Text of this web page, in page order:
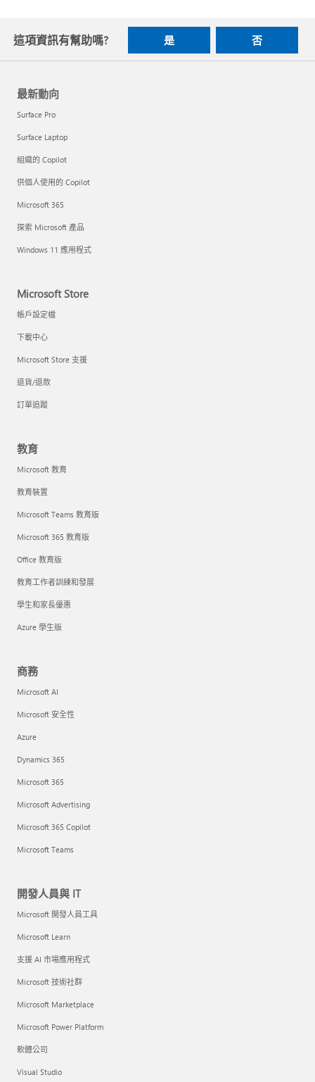
這項資訊有幫助嗎? 是 否
最新動向
Surface Pro
Surface Laptop
組織的 Copilot
供個人使用的 Copilot
Microsoft 365
探索 Microsoft 產品
Windows 11 應用程式
Microsoft Store
帳戶設定檔
下載中心
Microsoft Store 支援
退貨/退款
訂單追蹤
教育
Microsoft 教育
教育裝置
Microsoft Teams 教育版
Microsoft 365 教育版
Office 教育版
教育工作者訓練和發展
學生和家長優惠
Azure 學生版
商務
Microsoft AI
Microsoft 安全性
Azure
Dynamics 365
Microsoft 365
Microsoft Advertising
Microsoft 365 Copilot
Microsoft Teams
開發人員與 IT
Microsoft 開發人員工具
Microsoft Learn
支援 AI 市場應用程式
Microsoft 技術社群
Microsoft Marketplace
Microsoft Power Platform
軟體公司
Visual Studio